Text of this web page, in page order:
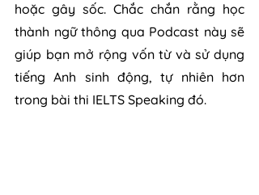
hoặc gây sốc. Chắc chắn rằng học
thành ngữ thông qua Podcast này sẽ
giúp bạn mở rộng vốn từ và sử dụng
tiếng Anh sinh động, tự nhiên hơn
trong bài thi IELTS Speaking đó.